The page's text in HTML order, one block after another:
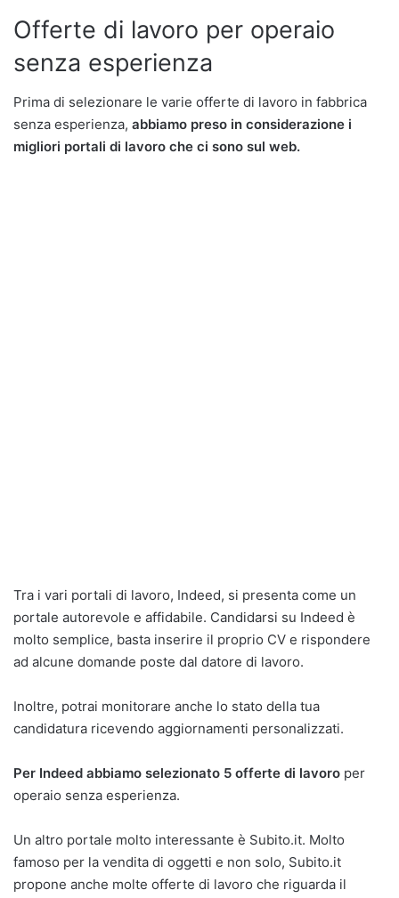
Offerte di lavoro per operaio
senza esperienza
Prima di selezionare le varie offerte di lavoro in fabbrica
senza esperienza, abbiamo preso in considerazione i
migliori portali di lavoro che ci sono sul web.
Tra i vari portali di lavoro, Indeed, si presenta come un
portale autorevole e affidabile. Candidarsi su Indeed è
molto semplice, basta inserire il proprio CV e rispondere
ad alcune domande poste dal datore di lavoro.
Inoltre, potrai monitorare anche lo stato della tua
candidatura ricevendo aggiornamenti personalizzati.
Per Indeed abbiamo selezionato 5 offerte di lavoro per
operaio senza esperienza.
Un altro portale molto interessante è Subito.it. Molto
famoso per la vendita di oggetti e non solo, Subito.it
propone anche molte offerte di lavoro che riguarda il